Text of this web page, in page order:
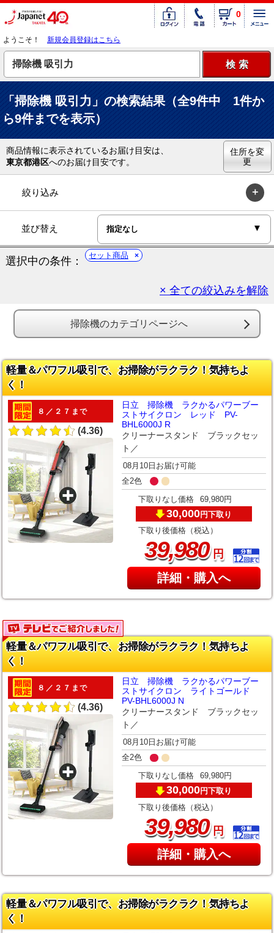
0
ようこそ！ 新規会員登録はこちら
「掃除機 吸引力」の検索結果（全9件中 1件か
ら9件までを表示）
商品情報に表示されているお届け目安は、
東京都港区へのお届け目安です。
住所を変
更
絞り込み
並び替え
選択中の条件： セット商品
× 全ての絞込みを解除
掃除機のカテゴリページへ
軽量＆パワフル吸引で、お掃除がラクラク！気持ちよ
く！
８／２７まで
(4.36)
日立 掃除機 ラクかるパワーブー
ストサイクロン レッド PV-
BHL6000J R
クリーナースタンド ブラックセッ
ト／
08月10日お届け可能
全2色
下取りなし価格 69,980円
30,000円下取り
下取り後価格（税込）
39,980円
詳細・購入へ
軽量＆パワフル吸引で、お掃除がラクラク！気持ちよ
く！
８／２７まで
(4.36)
日立 掃除機 ラクかるパワーブー
ストサイクロン ライトゴールド
PV-BHL6000J N
クリーナースタンド ブラックセッ
ト／
08月10日お届け可能
全2色
下取りなし価格 69,980円
30,000円下取り
下取り後価格（税込）
39,980円
詳細・購入へ
軽量＆パワフル吸引で、お掃除がラクラク！気持ちよ
く！